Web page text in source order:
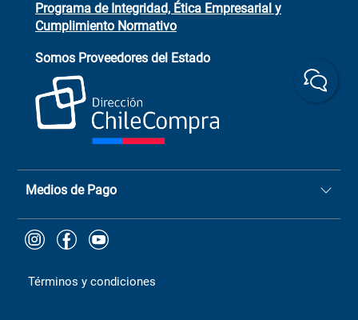
+(73) 256
ChileCompras
+56 9 9888 9549
Programa de Integridad, Ética Empresarial y
Cumplimiento Normativo
Somos Proveedores del Estado
Medios de Pago
Términos y condiciones